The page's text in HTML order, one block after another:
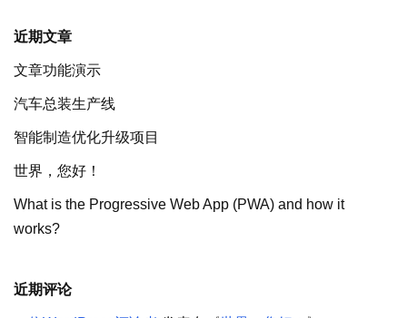
近期文章
文章功能演示
汽车总装生产线
智能制造优化升级项目
世界，您好！
What is the Progressive Web App (PWA) and how it
works?
近期评论